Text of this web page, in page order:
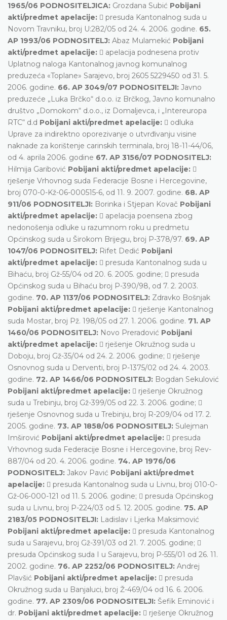
1965/06 PODNOSITELJICA: Grozdana Subić Pobijani
akti/predmet apelacije:  presuda Kantonalnog suda u
Novom Travniku, broj U:282/05 od 24. 4. 2006. godine. 65.
AP 1993/06 PODNOSITELJ: Abaz Mulamekić Pobijani
akti/predmet apelacije:  apelacija podnesena protiv
Uplatnog naloga Kantonalnog javnog komunalnog
preduzeća «Toplane» Sarajevo, broj 2605 5229450 od 31. 5.
2006. godine. 66. AP 3049/07 PODNOSITELJI: Javno
preduzeće „Luka Brčko“ d.o.o. iz Brčkog, Javno komunalno
društvo „Domokom“ d.o.o., iz Domaljevca, i „Intereuropa
RTC“ d.d Pobijani akti/predmet apelacije:  odluka
Uprave za indirektno oporezivanje o utvrđivanju visine
naknade za korištenje carinskih terminala, broj 18-11-44/06,
od 4. aprila 2006. godine 67. AP 3156/07 PODNOSITELJ:
Hilmija Garibović Pobijani akti/predmet apelacije: 
rješenje Vrhovnog suda Federacije Bosne i Hercegovine,
broj 070-0-Kž-06-000515-6, od 11. 9. 2007. godine. 68. AP
911/06 PODNOSITELJI: Borinka i Stjepan Kovač Pobijani
akti/predmet apelacije:  apelacija poensena zbog
nedonošenja odluke u razumnom roku u predmetu
Općinskog suda u Širokom Brijegu, broj P-378/97. 69. AP
1047/06 PODNOSITELJ: Rifet Dedić Pobijani
akti/predmet apelacije:  presuda Kantonalnog suda u
Bihaću, broj Gž-55/04 od 20. 6. 2005. godine;  presuda
Općinskog suda u Bihaću broj P-390/98, od 7. 2. 2003.
godine. 70. AP 1137/06 PODNOSITELJ: Zdravko Bošnjak
Pobijani akti/predmet apelacije:  rješenje Kantonalnog
suda Mostar, broj Pž. 198/05 od 27. 1. 2006. godine. 71. AP
1460/06 PODNOSITELJ: Novo Preradović Pobijani
akti/predmet apelacije:  rješenje Okružnog suda u
Doboju, broj Gž-35/04 od 24. 2. 2006. godine;  rješenje
Osnovnog suda u Derventi, broj P-1375/02 od 24. 4. 2003.
godine. 72. AP 1466/06 PODNOSITELJ: Bogdan Sekulović
Pobijani akti/predmet apelacije:  rješenje Okružnog
suda u Trebinju, broj Gž-399/05 od 22. 3. 2006. godine; 
rješenje Osnovnog suda u Trebinju, broj R-209/04 od 17. 2.
2005. godine. 73. AP 1858/06 PODNOSITELJ: Sulejman
Imširović Pobijani akti/predmet apelacije:  presuda
Vrhovnog suda Federacije Bosne i Hercegovine, broj Rev-
887/04 od 20. 4. 2006. godine. 74. AP 1976/06
PODNOSITELJ: Jakov Pavić Pobijani akti/predmet
apelacije:  presuda Kantonalnog suda u Livnu, broj 010-0-
Gž-06-000-121 od 11. 5. 2006. godine;  presuda Općinskog
suda u Livnu, broj P-224/03 od 5. 12. 2005. godine. 75. AP
2183/05 PODNOSITELJI: Ladislav i Ljerka Maksimović
Pobijani akti/predmet apelacije:  presuda Kantonalnog
suda u Sarajevu, broj Gž-391/03 od 21. 7. 2005. godine; 
presuda Općinskog suda I u Sarajevu, broj P-555/01 od 26. 11.
2002. godine. 76. AP 2252/06 PODNOSITELJ: Andrej
Plavšić Pobijani akti/predmet apelacije:  presuda
Okružnog suda u Banjaluci, broj Ž-469/04 od 16. 6. 2006.
godine. 77. AP 2309/06 PODNOSITELJI: Šefik Eminović i
dr. Pobijani akti/predmet apelacije:  rješenje Okružnog